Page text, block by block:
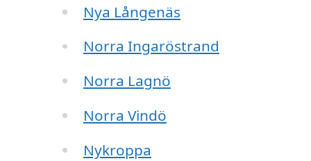
Nya Långenäs
Norra Ingaröstrand
Norra Lagnö
Norra Vindö
Nykroppa